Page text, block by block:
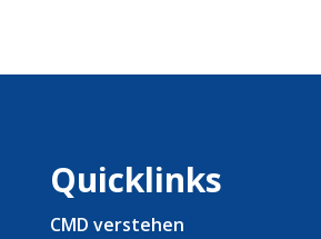
Quicklinks
CMD verstehen